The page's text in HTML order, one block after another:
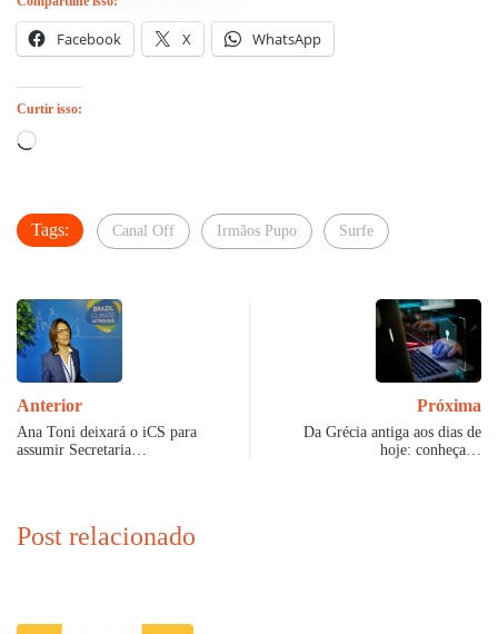
Facebook X WhatsApp
Curtir isso:
Carregando...
Tags: Canal Off Irmãos Pupo Surfe
Anterior
Ana Toni deixará o iCS para
assumir Secretaria…
Próxima
Da Grécia antiga aos dias de
hoje: conheça…
Post relacionado